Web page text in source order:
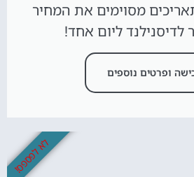
מסוימים את המחיר
לדיסנילנד ליום אחד!
ופרטים נוספים
לא לפספס!